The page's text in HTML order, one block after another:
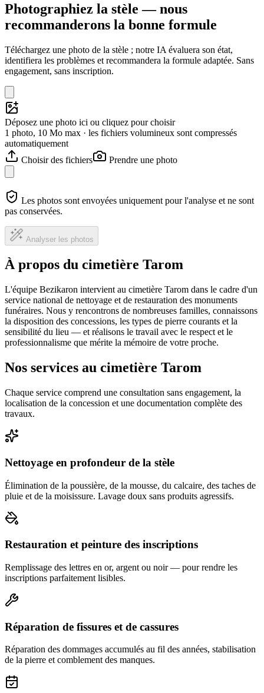
Photographiez la stèle — nous
recommanderons la bonne formule
Téléchargez une photo de la stèle ; notre IA évaluera son état,
identifiera les problèmes et recommandera la formule adaptée. Sans
engagement, sans inscription.
Déposez une photo ici ou cliquez pour choisir
1 photo, 10 Mo max · les fichiers volumineux sont compressés
automatiquement
Choisir des fichiers
Prendre une photo
Les photos sont envoyées uniquement pour l'analyse et ne sont
pas conservées.
Analyser les photos
À propos du cimetière Tarom
L'équipe Bezikaron intervient au cimetière Tarom dans le cadre d'un
service national de nettoyage et de restauration des monuments
funéraires. Nous y rencontrons de nombreuses familles, connaissons
la disposition des concessions, les types de pierre courants et la
sensibilité du lieu — et réalisons le travail avec le respect et le
professionnalisme que mérite la mémoire de votre proche.
Nos services au cimetière Tarom
Chaque service comprend une consultation sans engagement, la
localisation de la concession et une documentation complète des
travaux.
Nettoyage en profondeur de la stèle
Élimination de la poussière, de la mousse, du calcaire, des taches de
pluie et de la moisissure. Lavage doux sans produits agressifs.
Restauration et peinture des inscriptions
Remplissage des lettres en or, argent ou noir — pour rendre les
inscriptions parfaitement lisibles.
Réparation de fissures et de cassures
Réparation des dommages accumulés au fil des années, stabilisation
de la pierre et comblement des manques.